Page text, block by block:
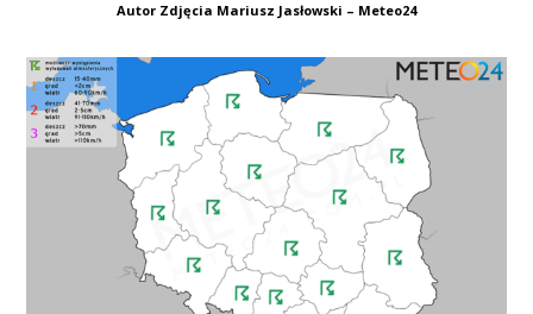
Autor Zdjęcia Mariusz Jasłowski – Meteo24